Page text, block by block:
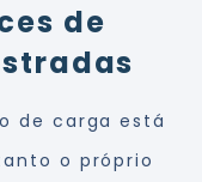
de
de carga está
o próprio